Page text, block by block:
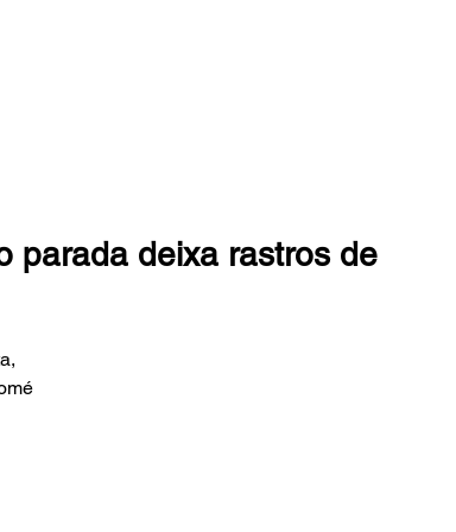
parada deixa rastros de